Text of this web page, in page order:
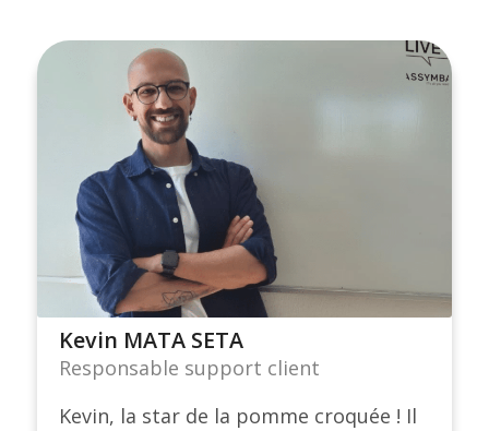
Kevin MATA SETA
Responsable support client
Kevin, la star de la pomme croquée ! Il